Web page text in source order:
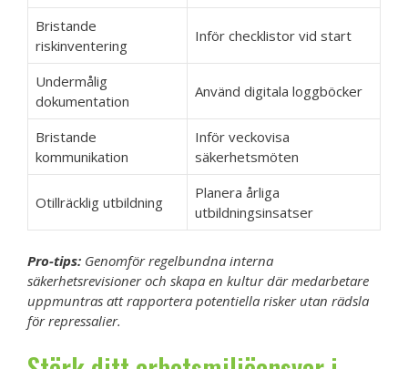
Bristande
riskinventering
Inför checklistor vid start
Undermålig
dokumentation
Använd digitala loggböcker
Bristande
kommunikation
Inför veckovisa
säkerhetsmöten
Otillräcklig utbildning
Planera årliga
utbildningsinsatser
Pro-tips: Genomför regelbundna interna
säkerhetsrevisioner och skapa en kultur där medarbetare
uppmuntras att rapportera potentiella risker utan rädsla
för repressalier.